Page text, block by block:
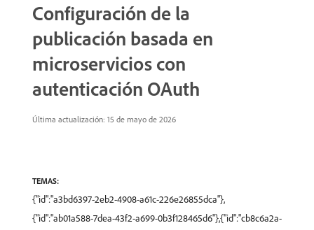
Configuración de la
publicación basada en
microservicios con
autenticación OAuth
Última actualización: 15 de mayo de 2026
TEMAS:
{"id":"a3bd6397-2eb2-4908-a61c-226e26855dca"},
{"id":"ab01a588-7dea-43f2-a699-0b3f128465d6"},{"id":"cb8c6a2a-